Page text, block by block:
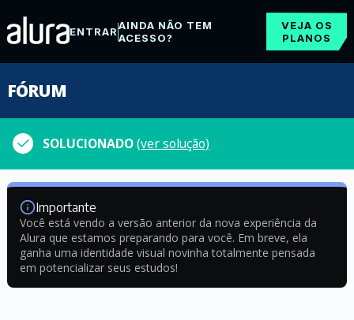
ENTRARAINDA NÃO TEM
ACESSO?
VEJA OS
PLANOS
FÓRUM
SOLUCIONADO(ver solução)
Importante
Você está vendo a versão anterior da nova experiência da
Alura que estamos preparando para você. Em breve, ela
ganha uma identidade visual novinha totalmente pensada
em potencializar seus estudos!